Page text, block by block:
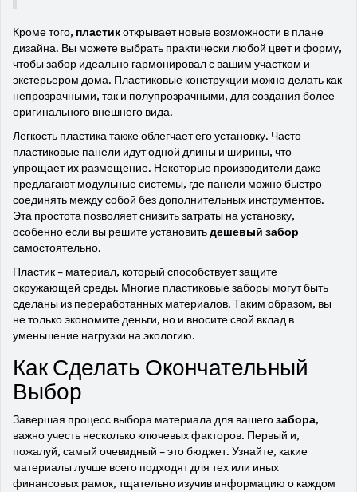
Кроме того, пластикоткрывает новые возможности в плане
дизайна. Вы можете выбрать практически любой цвет и форму,
чтобы забор идеально гармонировал с вашим участком и
экстерьером дома. Пластиковые конструкции можно делать как
непрозрачными, так и полупрозрачными, для создания более
оригинального внешнего вида.
Легкость пластика также облегчает его установку. Часто
пластиковые панели идут одной длины и ширины, что
упрощает их размещение. Некоторые производители даже
предлагают модульные системы, где панели можно быстро
соединять между собой без дополнительных инструментов.
Эта простота позволяет снизить затраты на установку,
особенно если вы решите установитьдешевый забор
самостоятельно.
Пластик – материал, который способствует защите
окружающей среды. Многие пластиковые заборы могут быть
сделаны из переработанных материалов. Таким образом, вы
не только экономите деньги, но и вносите свой вклад в
уменьшение нагрузки на экологию.
Как Сделать Окончательный
Выбор
Завершая процесс выбора материала для вашегозабора,
важно учесть несколько ключевых факторов. Первый и,
пожалуй, самый очевидный – это бюджет. Узнайте, какие
материалы лучше всего подходят для тех или иных
финансовых рамок, тщательно изучив информацию о каждом